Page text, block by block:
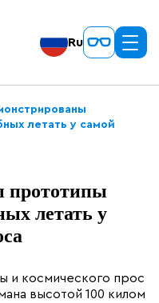
Ru
летать у самой
прототипы
летать у
и космического прос
высотой 100 килом